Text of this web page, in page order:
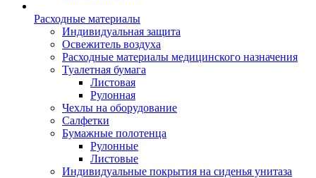
Расходные материалы
Индивидуальная защита
Освежитель воздуха
Расходные материалы медицинского назначения
Туалетная бумага
Листовая
Рулонная
Чехлы на оборудование
Салфетки
Бумажные полотенца
Рулонные
Листовые
Индивидуальные покрытия на сиденья унитаза